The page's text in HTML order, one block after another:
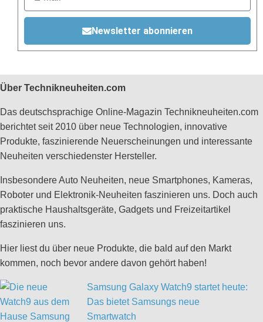
Newsletter abonnieren
Über Technikneuheiten.com
Das deutschsprachige Online-Magazin Technikneuheiten.com
berichtet seit 2010 über neue Technologien, innovative
Produkte, faszinierende Neuerscheinungen und interessante
Neuheiten verschiedenster Hersteller.
Insbesondere Auto Neuheiten, neue Smartphones, Kameras,
Roboter und Elektronik-Neuheiten faszinieren uns. Doch auch
praktische Haushaltsgeräte, Gadgets und Freizeitartikel
faszinieren uns.
Hier liest du über neue Produkte, die bald auf den Markt
kommen, noch bevor andere davon gehört haben!
Samsung Galaxy Watch9 startet heute:
Das bietet Samsungs neue
Smartwatch